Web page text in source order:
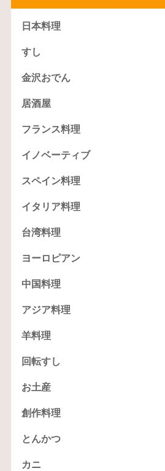
日本料理
すし
金沢おでん
居酒屋
フランス料理
イノベーティブ
スペイン料理
イタリア料理
台湾料理
ヨーロピアン
中国料理
アジア料理
羊料理
回転すし
お土産
創作料理
とんかつ
カニ